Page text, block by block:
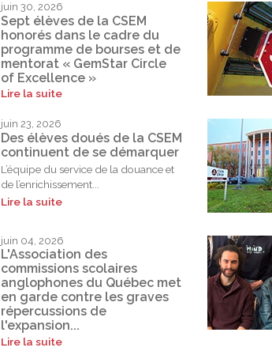
juin 30, 2026
Sept élèves de la CSEM
honorés dans le cadre du
programme de bourses et de
mentorat « GemStar Circle
of Excellence »
Lire la suite
juin 23, 2026
Des élèves doués de la CSEM
continuent de se démarquer
L’équipe du service de la douance et
de l’enrichissement...
Lire la suite
juin 04, 2026
L'Association des
commissions scolaires
anglophones du Québec met
en garde contre les graves
répercussions de
l'expansion...
Lire la suite